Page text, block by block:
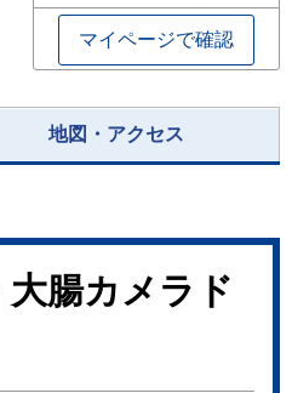
マイページで確認
地図・アクセス
腸カメラド